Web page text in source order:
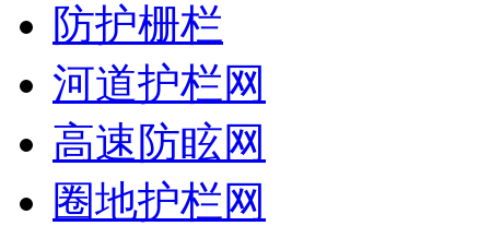
防护栅栏
河道护栏网
高速防眩网
圈地护栏网